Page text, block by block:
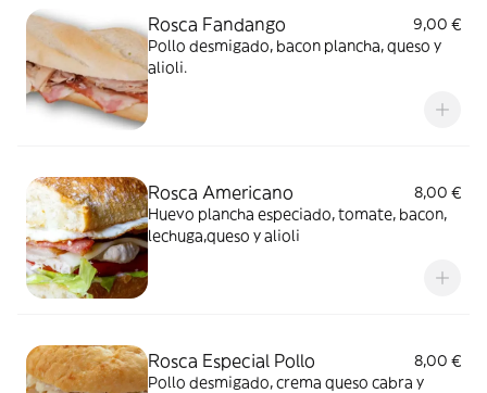
Rosca Fandango
9,00 €
Pollo desmigado, bacon plancha, queso y
alioli.
Rosca Americano
8,00 €
Huevo plancha especiado, tomate, bacon,
lechuga,queso y alioli
Rosca Especial Pollo
8,00 €
Pollo desmigado, crema queso cabra y